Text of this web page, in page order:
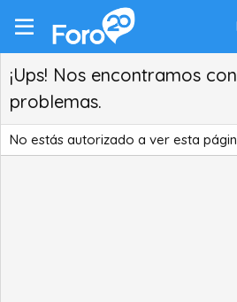
¡Ups! Nos encontramos
problemas.
No estás autorizado a ver esta